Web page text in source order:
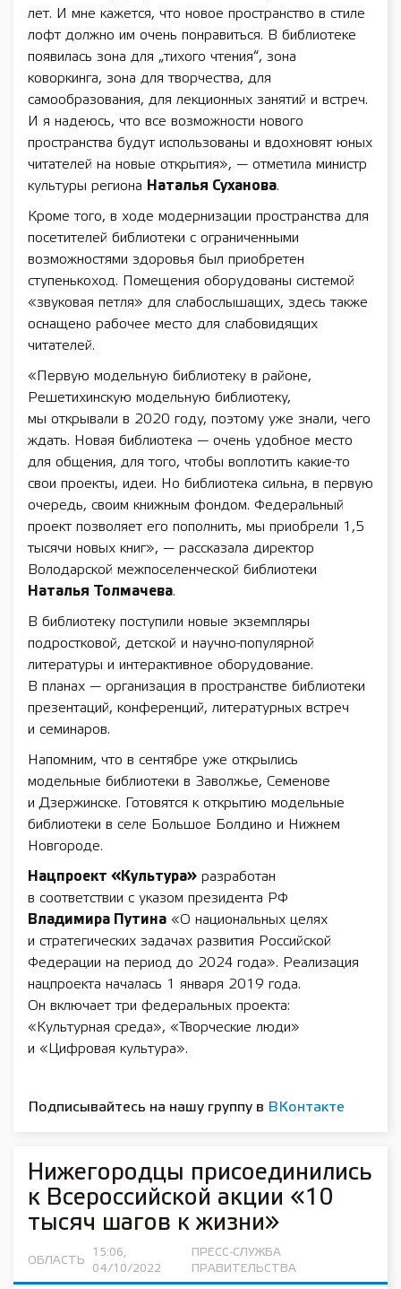
лет. И мне кажется, что новое пространство в стиле
лофт должно им очень понравиться. В библиотеке
появилась зона для „тихого чтения“, зона
коворкинга, зона для творчества, для
самообразования, для лекционных занятий и встреч.
И я надеюсь, что все возможности нового
пространства будут использованы и вдохновят юных
читателей на новые открытия», — отметила министр
культуры региона Наталья Суханова.
Кроме того, в ходе модернизации пространства для
посетителей библиотеки с ограниченными
возможностями здоровья был приобретен
ступенькоход. Помещения оборудованы системой
«звуковая петля» для слабослышащих, здесь также
оснащено рабочее место для слабовидящих
читателей.
«Первую модельную библиотеку в районе,
Решетихинскую модельную библиотеку,
мы открывали в 2020 году, поэтому уже знали, чего
ждать. Новая библиотека — очень удобное место
для общения, для того, чтобы воплотить какие-то
свои проекты, идеи. Но библиотека сильна, в первую
очередь, своим книжным фондом. Федеральный
проект позволяет его пополнить, мы приобрели 1,5
тысячи новых книг», — рассказала директор
Володарской межпоселенческой библиотеки
Наталья Толмачева.
В библиотеку поступили новые экземпляры
подростковой, детской и научно-популярной
литературы и интерактивное оборудование.
В планах — организация в пространстве библиотеки
презентаций, конференций, литературных встреч
и семинаров.
Напомним, что в сентябре уже открылись
модельные библиотеки в Заволжье, Семенове
и Дзержинске. Готовятся к открытию модельные
библиотеки в селе Большое Болдино и Нижнем
Новгороде.
Нацпроект «Культура» разработан
в соответствии с указом президента РФ
Владимира Путина «О национальных целях
и стратегических задачах развития Российской
Федерации на период до 2024 года». Реализация
нацпроекта началась 1 января 2019 года.
Он включает три федеральных проекта:
«Культурная среда», «Творческие люди»
и «Цифровая культура».
Подписывайтесь на нашу группу в ВКонтакте
Нижегородцы присоединились
к Всероссийской акции «10
тысяч шагов к жизни»
ОБЛАСТЬ
15:06,
04/10/2022
ПРЕСС-СЛУЖБА
ПРАВИТЕЛЬСТВА